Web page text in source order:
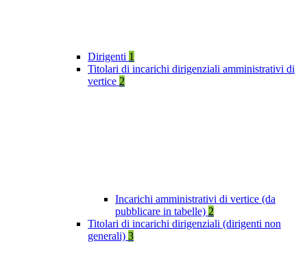
Dirigenti 1
Titolari di incarichi dirigenziali amministrativi di
vertice 2
Incarichi amministrativi di vertice (da
pubblicare in tabelle) 2
Titolari di incarichi dirigenziali (dirigenti non
generali) 3